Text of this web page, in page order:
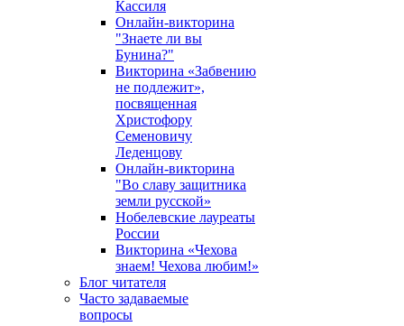
Кассиля
Онлайн-викторина
"Знаете ли вы
Бунина?"
Викторина «Забвению
не подлежит»,
посвященная
Христофору
Семеновичу
Леденцову
Онлайн-викторина
"Во славу защитника
земли русской»
Нобелевские лауреаты
России
Викторина «Чехова
знаем! Чехова любим!»
Блог читателя
Часто задаваемые
вопросы